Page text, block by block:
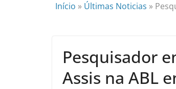
Início » Últimas Noticias »
Pesquisador
Assis na ABL